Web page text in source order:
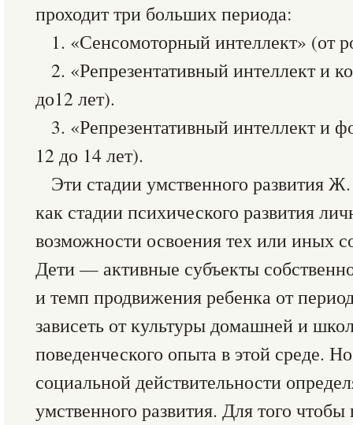
проходит три больших периода:
1. «Сенсомоторный интеллект» (от
2. «Репрезентативный интеллект и
до12 лет).
3. «Репрезентативный интеллект и
12 до 14 лет).
Эти стадии умственного развития
как стадии психического развития
возможности освоения тех или иных
Дети — активные субъекты
и темп продвижения ребенка от
зависеть от культуры домашней и
поведенческого опыта в этой среде.
социальной действительности
умственного развития. Для того